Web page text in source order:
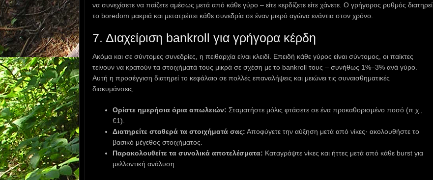
να συνεχίσετε να παίζετε αμέσως μετά από κάθε γύρο – είτε κερδίζετε είτε χάνετε. Ο γρήγορος ρυθμός διατηρεί
το boredom μακριά και μετατρέπει κάθε συνεδρία σε έναν μικρό αγώνα ενάντια στον χρόνο.
7. Διαχείριση bankroll για γρήγορα κέρδη
Ακόμα και σε σύντομες συνεδρίες, η πειθαρχία είναι κλειδί. Επειδή κάθε γύρος είναι σύντομος, οι παίκτες
τείνουν να κρατούν τα στοιχήματά τους μικρά σε σχέση με το bankroll τους – συνήθως 1%–3% ανά γύρο.
Αυτή η προσέγγιση διατηρεί το κεφάλαιο σε πολλές επαναλήψεις και μειώνει τις συναισθηματικές
διακυμάνσεις.
Ορίστε ημερήσια όρια απωλειών: Σταματήστε μόλις φτάσετε σε ένα προκαθορισμένο ποσό (π.χ.,
€1).
Διατηρείτε σταθερά τα στοιχήματά σας: Αποφύγετε την αύξηση μετά από νίκες· ακολουθήστε το
βασικό μέγεθος στοιχήματος.
Παρακολουθείτε τα συνολικά αποτελέσματα: Καταγράψτε νίκες και ήττες μετά από κάθε burst για
μελλοντική ανάλυση.